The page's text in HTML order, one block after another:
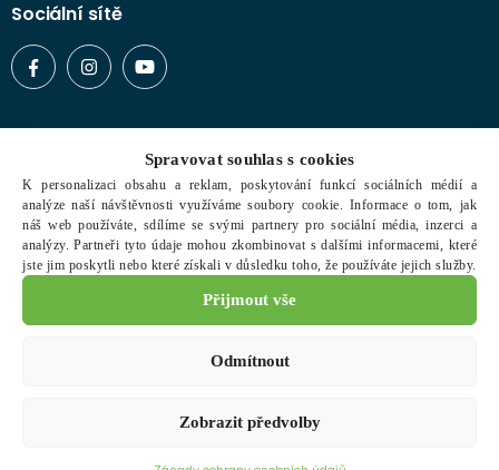
Sociální sítě
Typy zboží
Doprava a platba
Obchodní podmínky
Ochrana osobních údajů
Copyright © 2021 Expert Dev. Všechna práva vyhrazena.
Spravovat souhlas s cookies
K personalizaci obsahu a reklam, poskytování funkcí sociálních médií a
analýze naší návštěvnosti využíváme soubory cookie. Informace o tom, jak
náš web používáte, sdílíme se svými partnery pro sociální média, inzerci a
analýzy. Partneři tyto údaje mohou zkombinovat s dalšími informacemi, které
jste jim poskytli nebo které získali v důsledku toho, že používáte jejich služby.
Přijmout vše
Odmítnout
Zobrazit předvolby